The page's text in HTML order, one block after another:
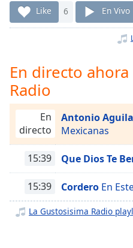
Seek to
live,
currently
Time-
1x
Rate
Chapters
Chapters
Descriptions
Like 6 En Vivo
En directo
Radio
En
directo
Antonio
Mexicanas
15:39 Que Dios Te
15:39 Cordero En
La Gustosisima Radio